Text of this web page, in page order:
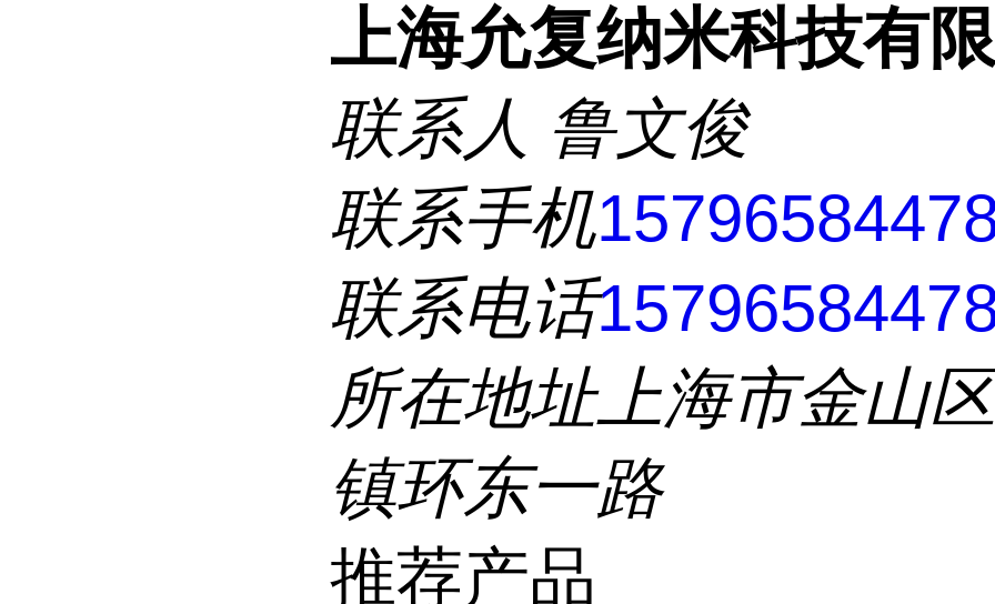
上海允复纳米科技有
联系人 鲁文俊
联系手机
联系电话
所在地址上海市金山
镇环东一路
推荐产品